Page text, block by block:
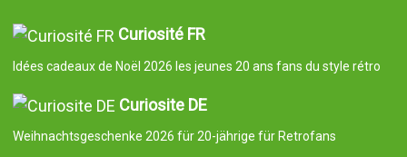
Curiosité FR
Idées cadeaux de Noël 2026 les jeunes 20 ans fans du style rétro
Curiosite DE
Weihnachtsgeschenke 2026 für 20-jährige für Retrofans